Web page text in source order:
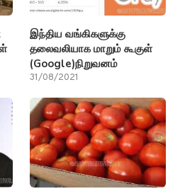
இந்திய வங்கிகளுக்கு
தலைவலியாக மாறும் கூகுள்
(Google)நிறுவனம்
31/08/2021